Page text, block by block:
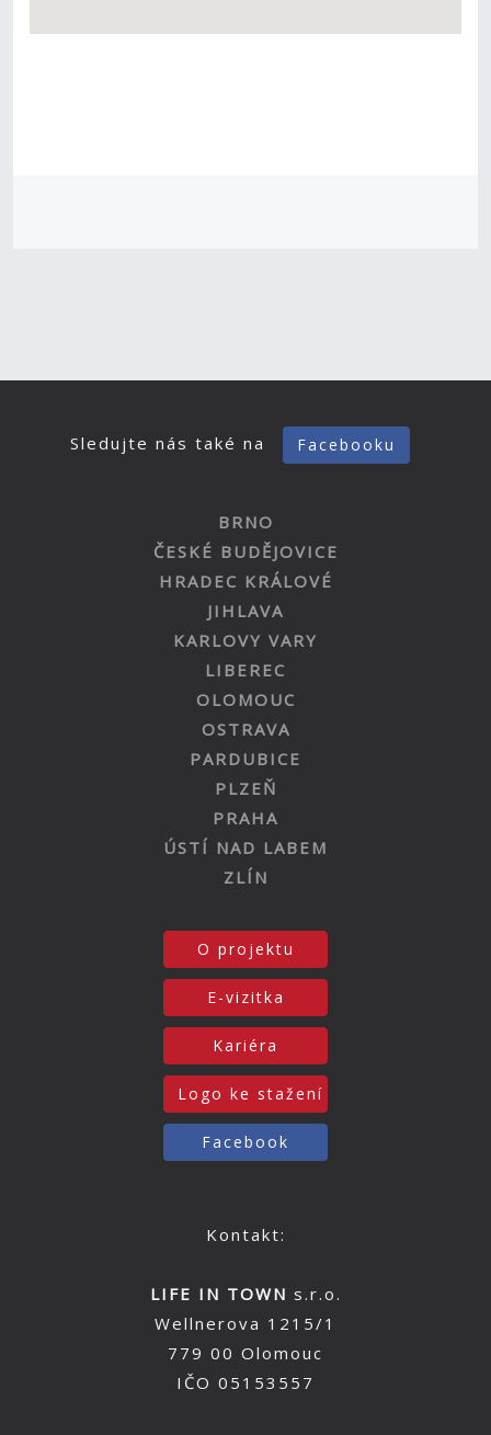
Sledujte nás také na Facebooku
BRNO
ČESKÉ BUDĚJOVICE
HRADEC KRÁLOVÉ
JIHLAVA
KARLOVY VARY
LIBEREC
OLOMOUC
OSTRAVA
PARDUBICE
PLZEŇ
PRAHA
ÚSTÍ NAD LABEM
ZLÍN
O projektu
E-vizitka
Kariéra
Logo ke stažení
Facebook
Kontakt:
LIFE IN TOWN s.r.o.
Wellnerova 1215/1
779 00 Olomouc
IČO 05153557